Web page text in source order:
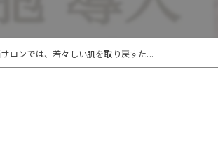
ロンでは、若々しい肌を取り戻すた...